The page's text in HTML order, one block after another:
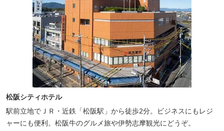
松阪シティホテル
駅前立地でＪＲ・近鉄「松阪駅」から徒歩2分。ビジネスにもレジ
ャーにも便利。松阪牛のグルメ旅や伊勢志摩観光にどうぞ。